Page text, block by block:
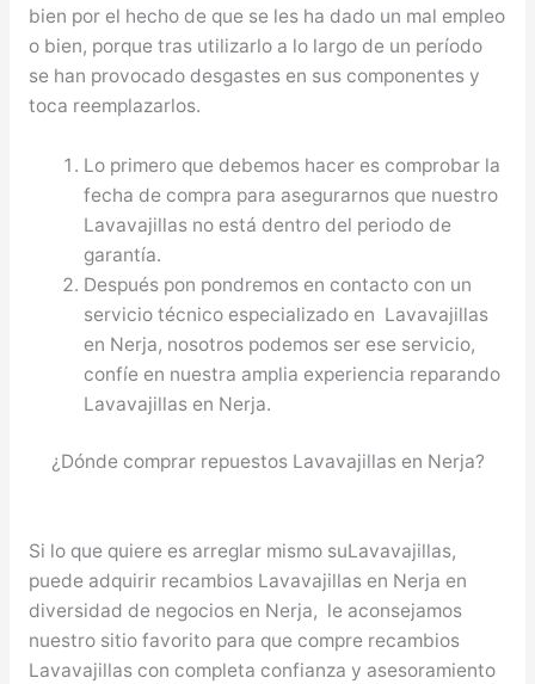
bien por el hecho de que se les ha dado un mal empleo
o bien, porque tras utilizarlo a lo largo de un período
se han provocado desgastes en sus componentes y
toca reemplazarlos.
Lo primero que debemos hacer es comprobar la
fecha de compra para asegurarnos que nuestro
Lavavajillas no está dentro del periodo de
garantía.
Después pon pondremos en contacto con un
servicio técnico especializado en Lavavajillas
en Nerja, nosotros podemos ser ese servicio,
confíe en nuestra amplia experiencia reparando
Lavavajillas en Nerja.
¿Dónde comprar repuestos Lavavajillas en Nerja?
Si lo que quiere es arreglar mismo suLavavajillas,
puede adquirir recambios Lavavajillas en Nerja en
diversidad de negocios en Nerja, le aconsejamos
nuestro sitio favorito para que compre recambios
Lavavajillas con completa confianza y asesoramiento